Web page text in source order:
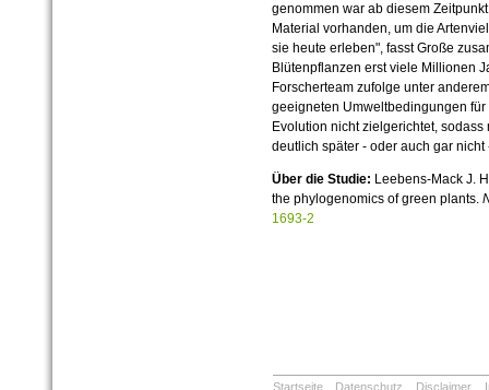
genommen war ab diesem
Material vorhanden, um die
sie heute erleben", fasst Große
Blütenpflanzen erst viele Millionen
Forscherteam zufolge unter
geeigneten Umweltbedingungen
Evolution nicht zielgerichtet,
deutlich später - oder auch gar
Über die Studie: Leebens-Mack J.
the phylogenomics of green plants.
1693-2
Startseite Datenschutz Disclaimer